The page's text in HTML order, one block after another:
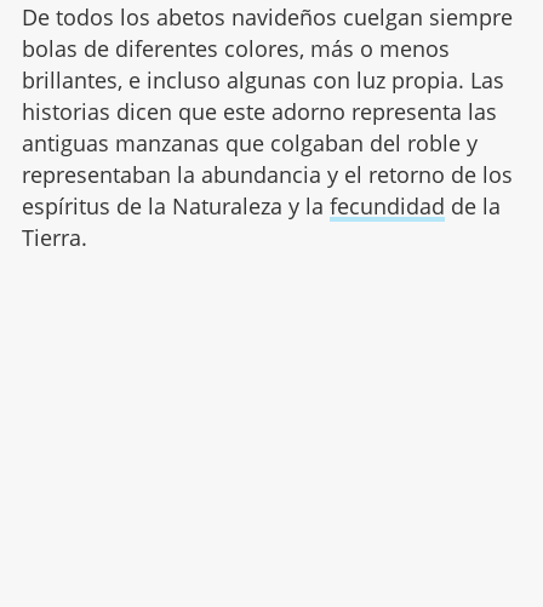
De todos los abetos navideños cuelgan siempre
bolas de diferentes colores, más o menos
brillantes, e incluso algunas con luz propia. Las
historias dicen que este adorno representa las
antiguas manzanas que colgaban del roble y
representaban la abundancia y el retorno de los
espíritus de la Naturaleza y la fecundidad de la
Tierra.